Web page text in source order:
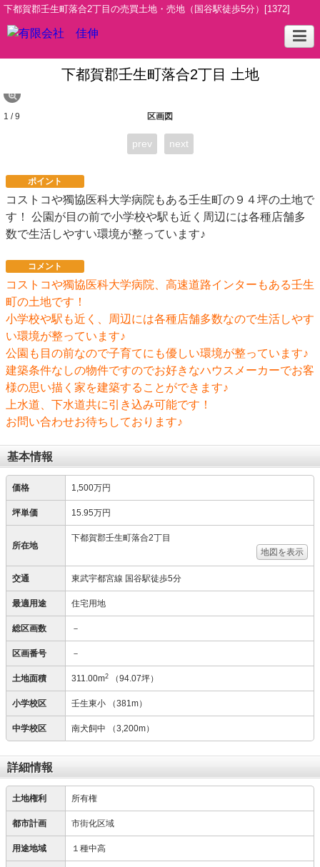
下都賀郡壬生町落合2丁目の売買土地・売地（国谷駅徒歩5分）[1372]
下都賀郡壬生町落合2丁目 土地
区画図
1 / 9
prev next
ポイント
コストコや獨協医科大学病院もある壬生町の９４坪の土地で
す！ 公園が目の前で小学校や駅も近く周辺には各種店舗多
数で生活しやすい環境が整っています♪
コメント
コストコや獨協医科大学病院、高速道路インターもある壬生
町の土地です！
小学校や駅も近く、周辺には各種店舗多数なので生活しやす
い環境が整っています♪
公園も目の前なので子育てにも優しい環境が整っています♪
建築条件なしの物件ですのでお好きなハウスメーカーでお客
様の思い描く家を建築することができます♪
上水道、下水道共に引き込み可能です！
お問い合わせお待ちしております♪
基本情報
価格 1,500万円
坪単価 15.95万円
所在地
下都賀郡壬生町落合2丁目
地図を表示
交通 東武宇都宮線 国谷駅徒歩5分
最適用途 住宅用地
総区画数 －
区画番号 －
土地面積 311.00m2 （94.07坪）
小学校区 壬生東小 （381m）
中学校区 南犬飼中 （3,200m）
詳細情報
土地権利 所有権
都市計画 市街化区域
用途地域 １種中高